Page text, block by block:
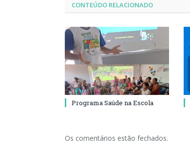
CONTEÚDO RELACIONADO
Programa Saúde na Escola
Os comentários estão fechados.